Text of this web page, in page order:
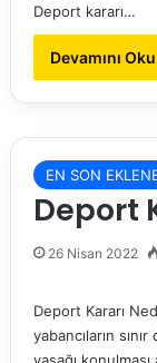
Deport kararı…
Devamını
EN SON
Deport
26 Nisan 2022
Deport Kararı
yabancıların
yasağı